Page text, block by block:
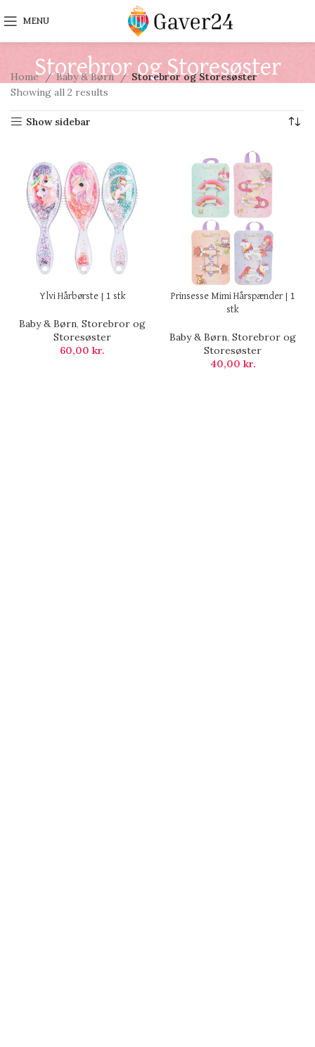
MENU
Storebror og Storesøster
Home Baby & Børn
Storebror og Storesøster
Showing all 2 results
Show sidebar
Ylvi Hårbørste | 1 stk
Baby & Børn, Storebror og
Storesøster
60,00 kr.
Prinsesse Mimi Hårspænder | 1
stk
Baby & Børn, Storebror og
Storesøster
40,00 kr.